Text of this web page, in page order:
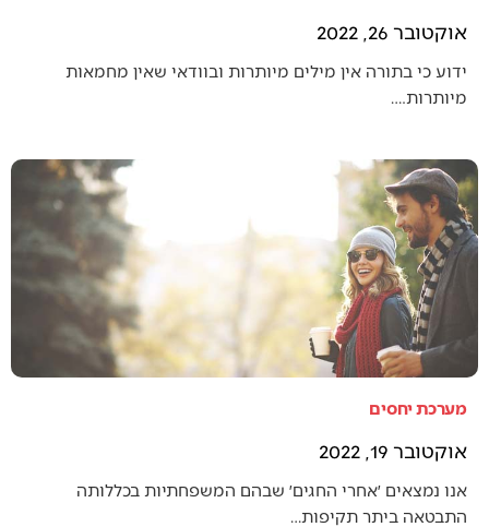
אוקטובר 26, 2022
ידוע כי בתורה אין מילים מיותרות ובוודאי שאין מחמאות
מיותרות.…
מערכת יחסים
אוקטובר 19, 2022
אנו נמצאים ׳אחרי החגים׳ שבהם המשפחתיות בכללותה
התבטאה ביתר תקיפות…